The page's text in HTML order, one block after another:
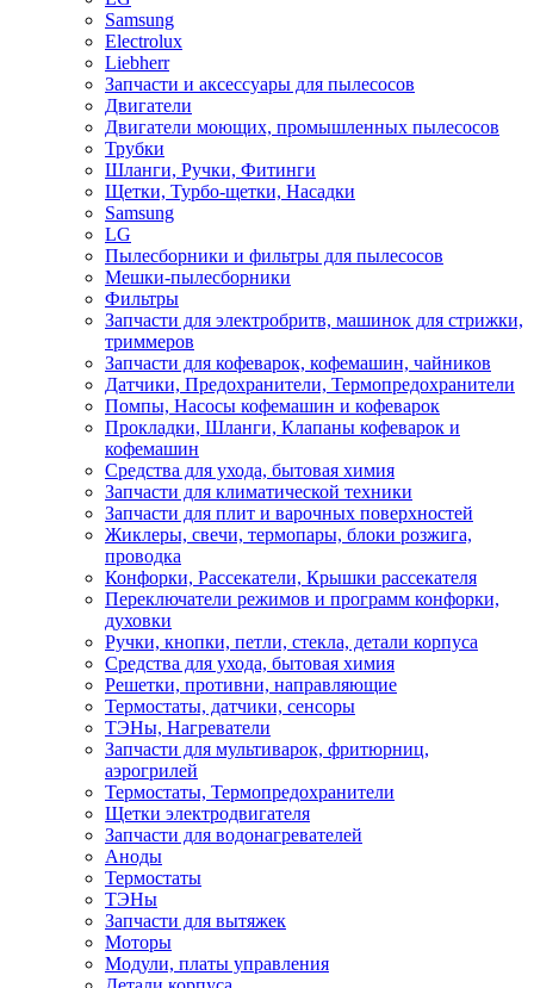
Samsung
Electrolux
Liebherr
Запчасти и аксессуары для пылесосов
Двигатели
Двигатели моющих, промышленных пылесосов
Трубки
Шланги, Ручки, Фитинги
Щетки, Турбо-щетки, Насадки
Samsung
LG
Пылесборники и фильтры для пылесосов
Мешки-пылесборники
Фильтры
Запчасти для электробритв, машинок для стрижки,
триммеров
Запчасти для кофеварок, кофемашин, чайников
Датчики, Предохранители, Термопредохранители
Помпы, Насосы кофемашин и кофеварок
Прокладки, Шланги, Клапаны кофеварок и
кофемашин
Средства для ухода, бытовая химия
Запчасти для климатической техники
Запчасти для плит и варочных поверхностей
Жиклеры, свечи, термопары, блоки розжига,
проводка
Конфорки, Рассекатели, Крышки рассекателя
Переключатели режимов и программ конфорки,
духовки
Ручки, кнопки, петли, стекла, детали корпуса
Средства для ухода, бытовая химия
Решетки, противни, направляющие
Термостаты, датчики, сенсоры
ТЭНы, Нагреватели
Запчасти для мультиварок, фритюрниц,
аэрогрилей
Термостаты, Термопредохранители
Щетки электродвигателя
Запчасти для водонагревателей
Аноды
Термостаты
ТЭНы
Запчасти для вытяжек
Моторы
Модули, платы управления